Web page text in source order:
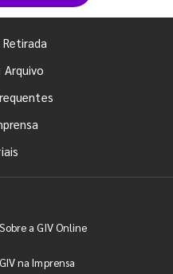
Arquivo
Sobre a GIV Online
GIV na Imprensa